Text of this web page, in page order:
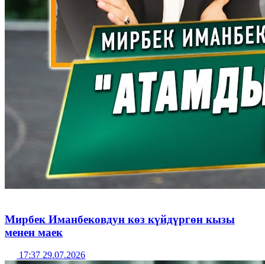
Мирбек Иманбековдун көз күйдүргөн кызы
менен маек
17:37 29.07.2026